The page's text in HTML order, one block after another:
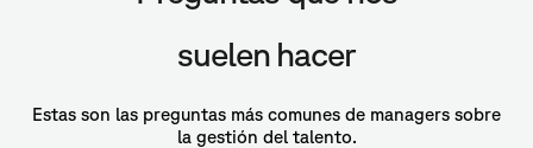
suelen hacer
Estas son las preguntas más comunes de managers sobre
la gestión del talento.